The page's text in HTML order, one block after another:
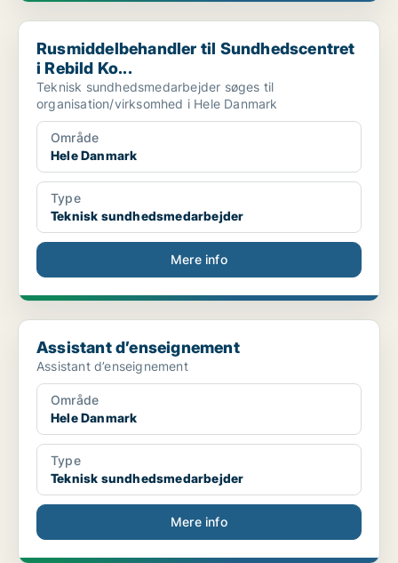
Rusmiddelbehandler til Sundhedscentret i Rebild Ko...
Rusmiddelbehandler til Sundhedscentret
i Rebild Ko...
Teknisk sundhedsmedarbejder søges til
organisation/virksomhed i Hele Danmark
Område
Hele Danmark
Type
Teknisk sundhedsmedarbejder
Mere info
Assistant d’enseignement
Assistant d’enseignement
Assistant d’enseignement
Område
Hele Danmark
Type
Teknisk sundhedsmedarbejder
Mere info